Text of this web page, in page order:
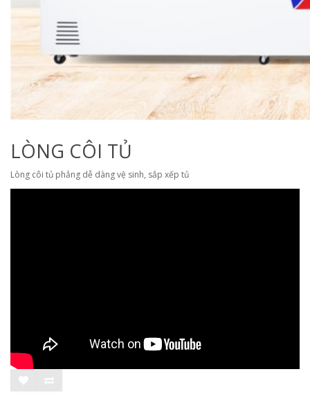
LÒNG CÔI TỦ
Lòng côi tủ phẳng dễ dàng vệ sinh, sắp xếp tủ